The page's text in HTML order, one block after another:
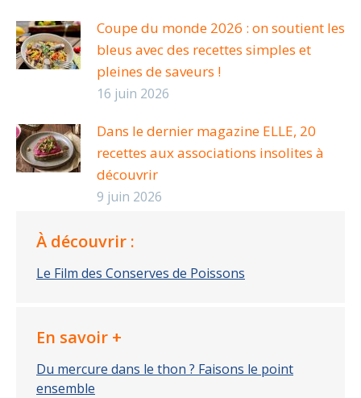
Coupe du monde 2026 : on soutient les
bleus avec des recettes simples et
pleines de saveurs !
16 juin 2026
Dans le dernier magazine ELLE, 20
recettes aux associations insolites à
découvrir
9 juin 2026
À découvrir :
Le Film des Conserves de Poissons
En savoir +
Du mercure dans le thon ? Faisons le point
ensemble